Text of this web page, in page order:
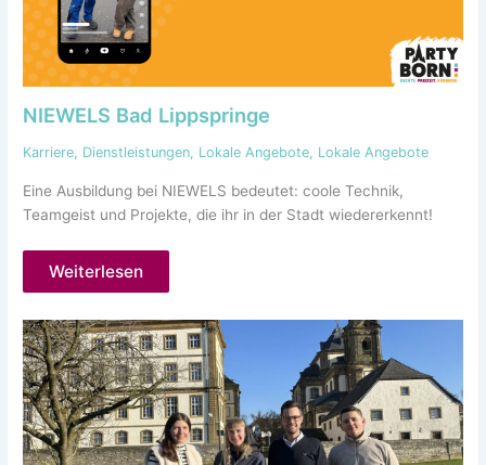
NIEWELS Bad Lippspringe
Karriere, Dienstleistungen, Lokale Angebote, Lokale Angebote
Eine Ausbildung bei NIEWELS bedeutet: coole Technik,
Teamgeist und Projekte, die ihr in der Stadt wiedererkennt!
Weiterlesen